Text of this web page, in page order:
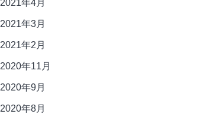
2021年4月
2021年3月
2021年2月
2020年11月
2020年9月
2020年8月